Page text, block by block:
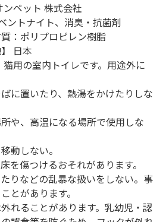
ンペット 株式会社
ントナイト、消臭・抗菌剤
：ポリプロピレン樹脂
日本
猫用の室内トイレです。用途外に
に置いたり、熱湯をかけたりしな
や、高温になる場所で使用しな
動しない。
を傷つけるおそれがあります。
りなどの乱暴な扱いをしない。事
とがあります。
れることがあります。乳幼児・認